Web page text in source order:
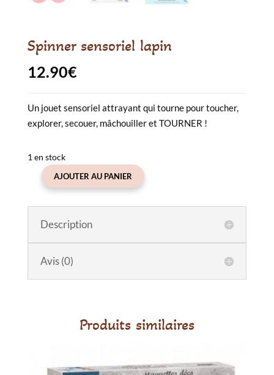
Spinner sensoriel lapin
12.90€
Un jouet sensoriel attrayant qui tourne pour toucher,
explorer, secouer, mâchouiller et TOURNER !
1 en stock
quantité
sensoriel
lapin
AJOUTER AU PANIER
Description
Avis (0)
Produits similaires